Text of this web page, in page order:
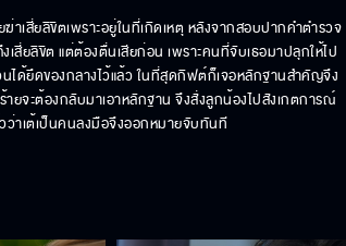
เสี่ยลิขิตเพราะอยู่ในที่เกิดเหตุ หลังจากสอบปากคำตำรวจ
ยลิขิต แต่ต้องตื่นเสียก่อน เพราะคนที่จับเธอมาปลุกให้ไป
นได้ยึดของกลางไว้แล้ว ในที่สุดกิฟต์ก็เจอหลักฐานสำคัญจึง
ยจะต้องกลับมาเอาหลักฐาน จึงสั่งลูกน้องไปสังเกตการณ์
ว่าเต้เป็นคนลงมือจึงออกหมายจับทันที